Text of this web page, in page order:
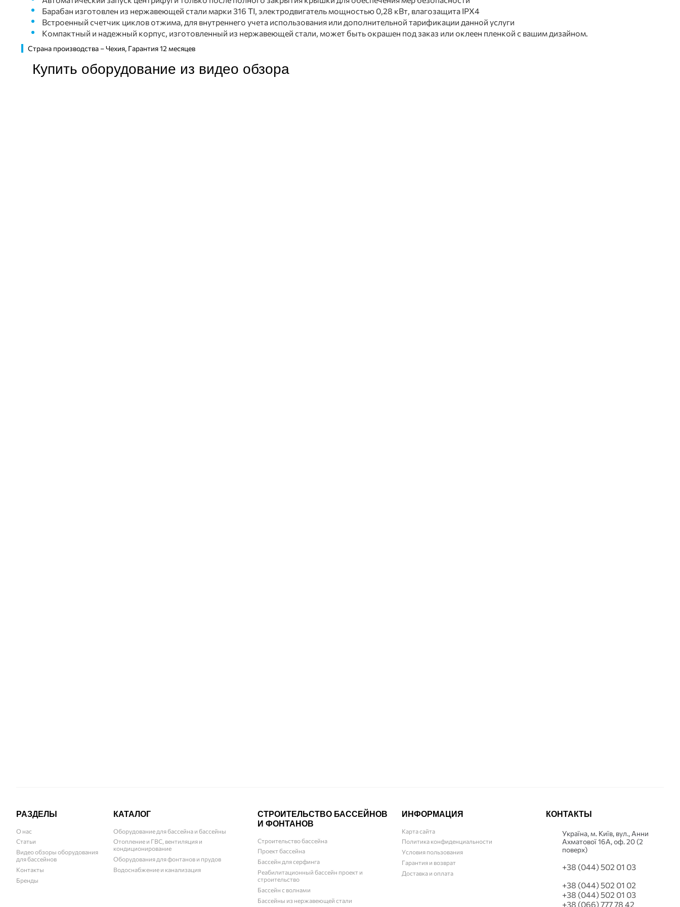
Барабан изготовлен из нержавеющей стали марки 316 TI, электродвигатель мощностью 0,28 кВт, влагозащита IPX4
Встроенный счетчик циклов отжима, для внутреннего учета использования или дополнительной тарификации данной услуги
Компактный и надежный корпус, изготовленный из нержавеющей стали, может быть окрашен под заказ или оклеен пленкой с вашим дизайном.
Страна производства – Чехия, Гарантия 12 месяцев
Купить оборудование из видео обзора
РАЗДЕЛЫ
О нас
Статьи
Видео обзоры оборудования
для бассейнов
Контакты
Бренды
КАТАЛОГ
Оборудование для бассейна и бассейны
Отопление и ГВС, вентиляция и
кондиционирование
Оборудования для фонтанов и прудов
Водоснабжение и канализация
СТРОИТЕЛЬСТВО БАССЕЙНОВ
И ФОНТАНОВ
Строительство бассейна
Проект бассейна
Бассейн для серфинга
Реабилитационный бассейн проект и
строительство
Бассейн с волнами
Бассейны из нержавеющей стали
ИНФОРМАЦИЯ
Карта сайта
Политика конфиденциальности
Условия пользования
Гарантия и возврат
Доставка и оплата
КОНТАКТЫ
Українa, м. Київ, вул., Анни
Ахматової 16А, оф. 20 (2
поверх)
+38 (044) 502 01 03
+38 (044) 502 01 02
+38 (044) 502 01 03
+38 (066) 777 78 42